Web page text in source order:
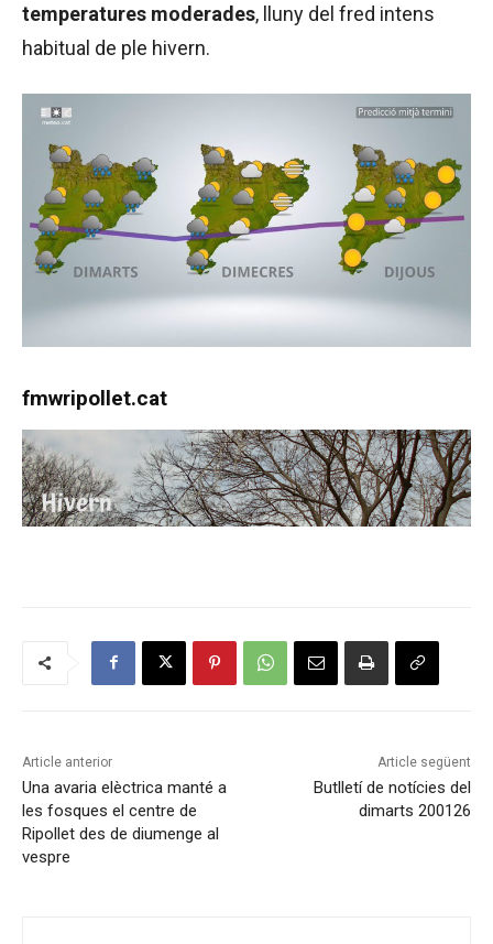
temperatures moderades, lluny del fred intens
habitual de ple hivern.
fmwripollet.cat
Article anterior
Una avaria elèctrica manté a
les fosques el centre de
Ripollet des de diumenge al
vespre
Article següent
Butlletí de notícies del
dimarts 200126